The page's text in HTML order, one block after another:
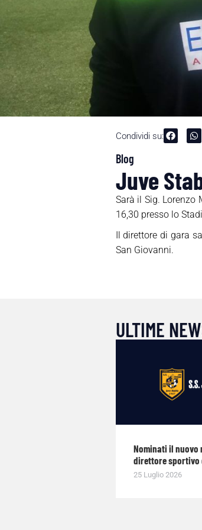
Condividi su:
Blog
Juve
Sarà il Sig. Lorenzo
16,30 presso lo
Il direttore di gara
San Giovanni.
ULTIME
Nominati il nuovo
direttore sportivo
25 Luglio 2026